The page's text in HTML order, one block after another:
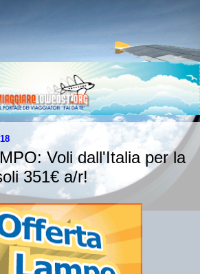
Voli dall'Italia per la
351€ a/r!